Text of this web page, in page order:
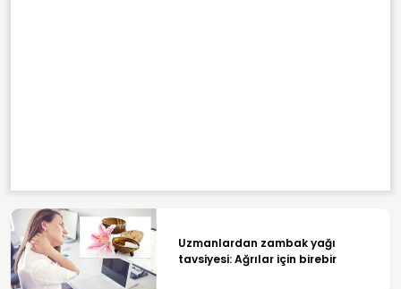
Uzmanlardan zambak yağı
tavsiyesi: Ağrılar için birebir